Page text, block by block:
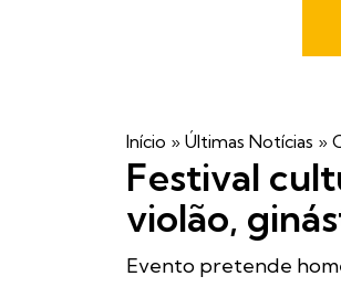
Início » Últimas Notícias »
Festival
violão,
Evento pretende